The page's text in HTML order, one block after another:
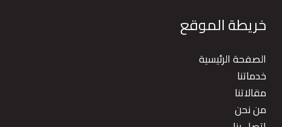
خريطة الموقع
الصفحة الرئيسية
خدماتنا
مقالاتنا
من نحن